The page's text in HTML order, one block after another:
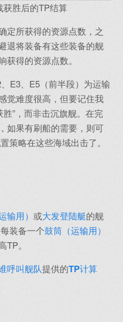
获胜后的TP结算
定所获得的资源点数，之
退将装备有这些装备的舰
获得的资源点数。
E3、E5（前半段）为运输
觉难度很高，但要记住我
”，而非击沉旗舰。在完
如果有刷船的需要，则可
策略在这些海域出击了。
输用） 或大发登陆艇的舰
装备一个鼓筒（运输用）
TP。
呼叫舰队提供的TP计算